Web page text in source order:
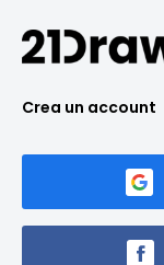
Crea un account